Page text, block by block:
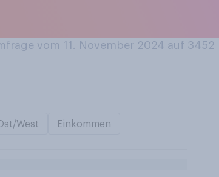
vom 11. November 2024 auf 3452
West Einkommen